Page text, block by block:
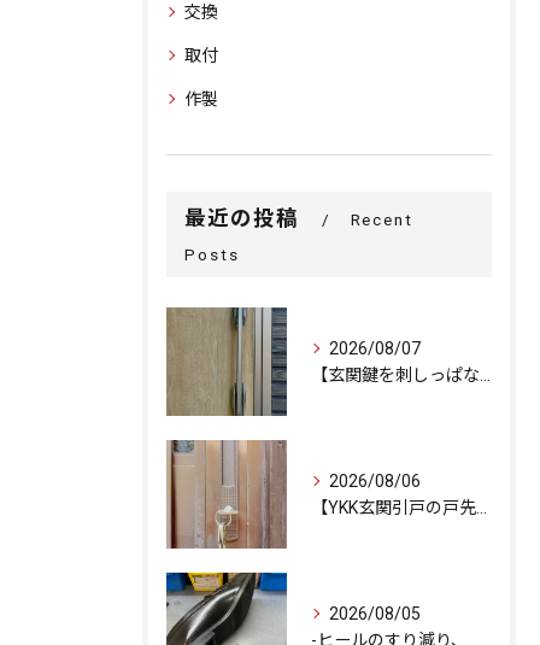
交換
取付
作製
最近の投稿
Recent
Posts
2026/08/07
2026/08/06
2026/08/05